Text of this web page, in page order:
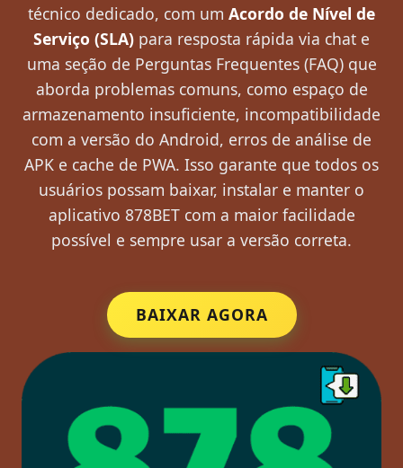
técnico dedicado, com um Acordo de Nível de
Serviço (SLA) para resposta rápida via chat e
uma seção de Perguntas Frequentes (FAQ) que
aborda problemas comuns, como espaço de
armazenamento insuficiente, incompatibilidade
com a versão do Android, erros de análise de
APK e cache de PWA. Isso garante que todos os
usuários possam baixar, instalar e manter o
aplicativo 878BET com a maior facilidade
possível e sempre usar a versão correta.
BAIXAR AGORA